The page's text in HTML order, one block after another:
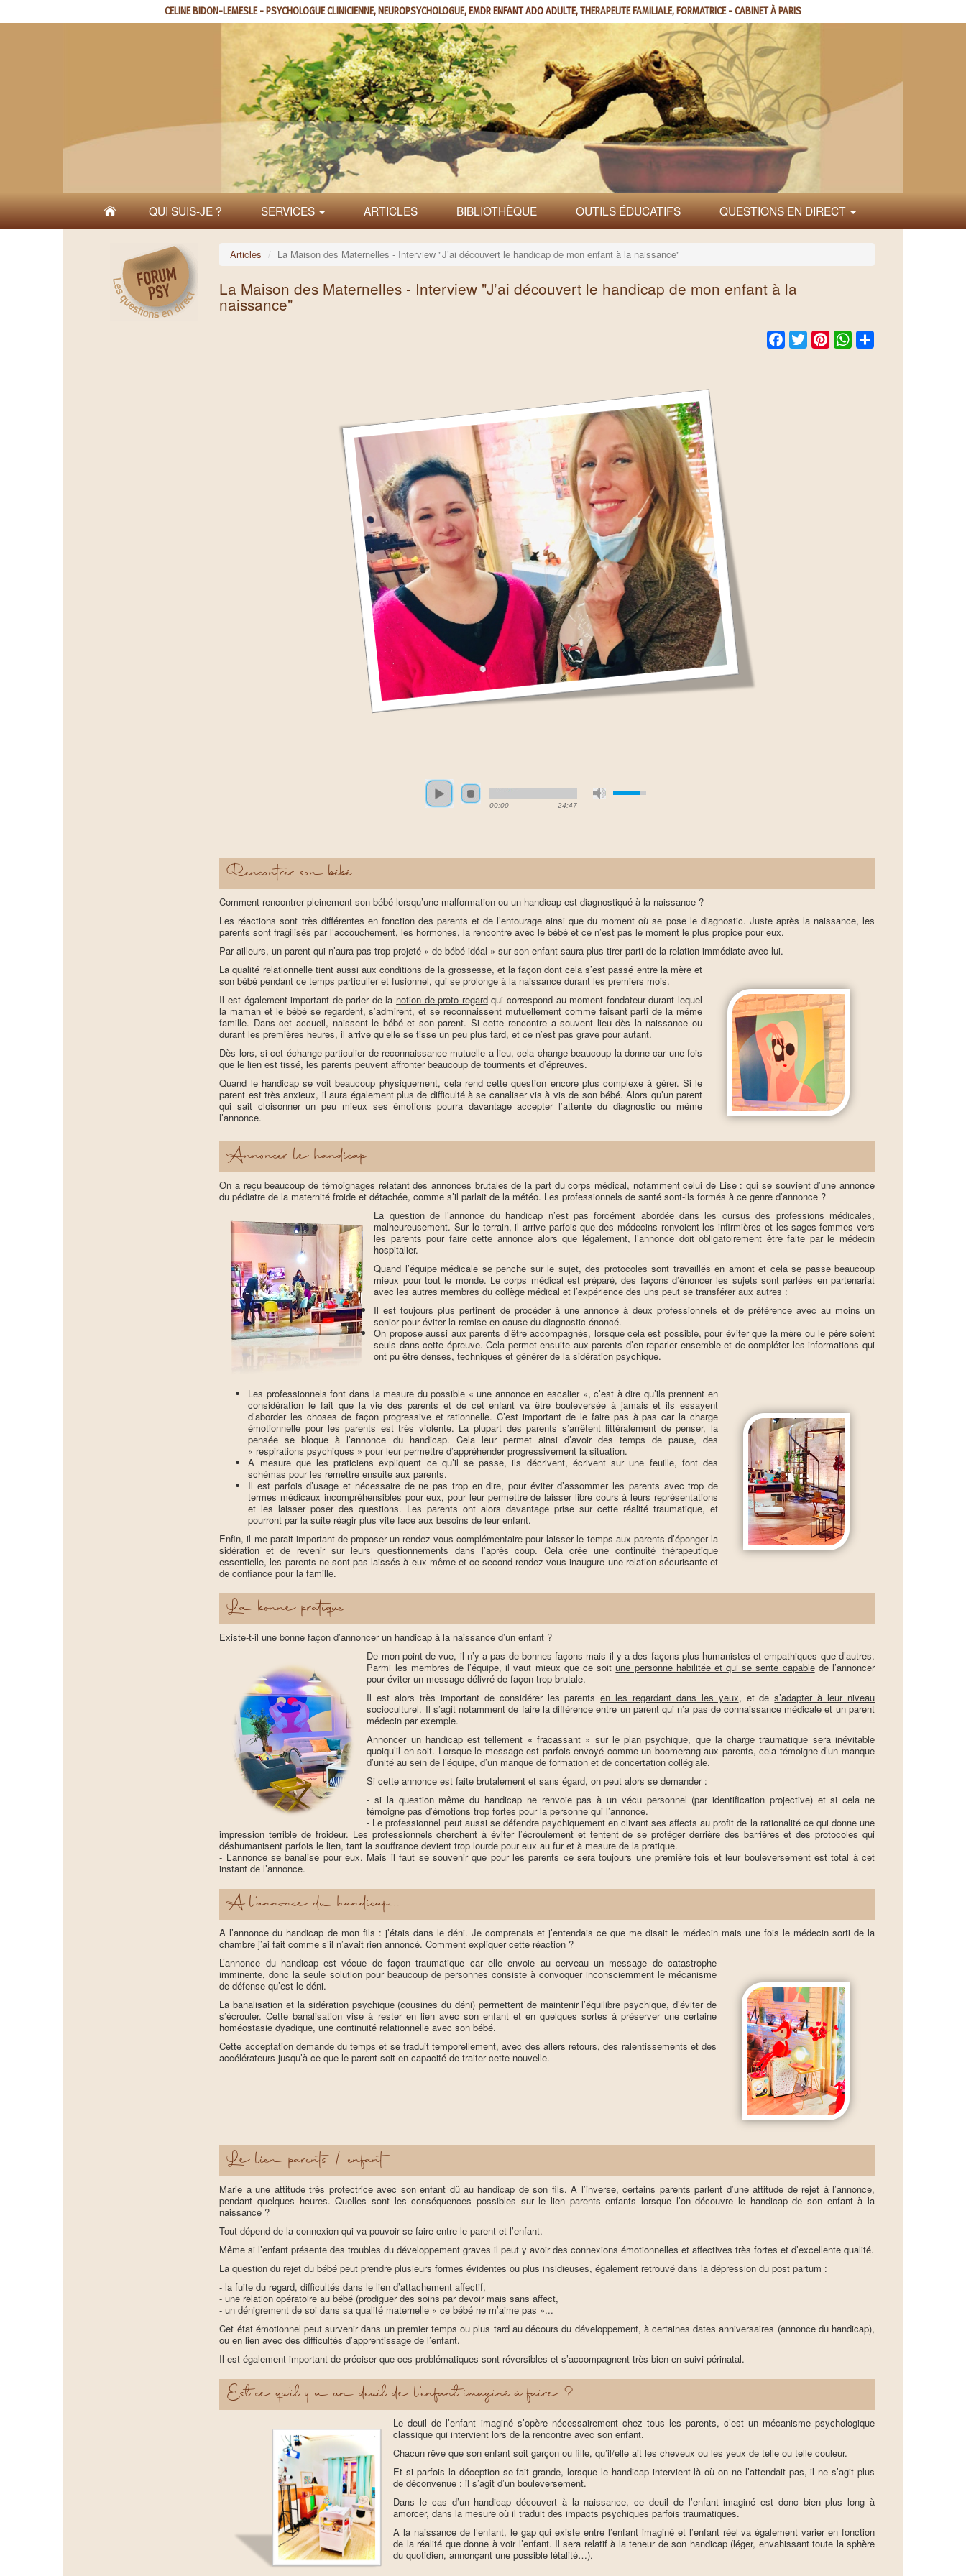
CELINE BIDON-LEMESLE - PSYCHOLOGUE CLINICIENNE, NEUROPSYCHOLOGUE,EMDR ENFANT ADO ADULTE, THERAPEUTE FAMILIALE, FORMATRICE - CABINET À PARIS
QUI SUIS-JE ? SERVICES ARTICLES BIBLIOTHÈQUE OUTILS ÉDUCATIFS QUESTIONS EN DIRECT
Articles La Maison des Maternelles - Interview "J’ai découvert le handicap de mon enfant à la naissance"
La Maison des Maternelles - Interview "J’ai découvert le handicap de mon enfant à la
naissance"
Facebook
TwitterPinterestWhatsApp
Share
00:00 24:47
Rencontrer son bébé
Comment rencontrer pleinement son bébé lorsqu’une malformation ou un handicap est diagnostiqué à la naissance ?
Les réactions sont très différentes en fonction des parents et de l’entourage ainsi que du moment où se pose le diagnostic. Juste après la naissance, les
parents sont fragilisés par l’accouchement, les hormones, la rencontre avec le bébé et ce n’est pas le moment le plus propice pour eux.
Par ailleurs, un parent qui n’aura pas trop projeté « de bébé idéal » sur son enfant saura plus tirer parti de la relation immédiate avec lui.
La qualité relationnelle tient aussi aux conditions de la grossesse, et la façon dont cela s’est passé entre la mère et
son bébé pendant ce temps particulier et fusionnel, qui se prolonge à la naissance durant les premiers mois.
Il est également important de parler de la notion de proto regardqui correspond au moment fondateur durant lequel
la maman et le bébé se regardent, s’admirent, et se reconnaissent mutuellement comme faisant parti de la même
famille. Dans cet accueil, naissent le bébé et son parent. Si cette rencontre a souvent lieu dès la naissance ou
durant les premières heures, il arrive qu’elle se tisse un peu plus tard, et ce n’est pas grave pour autant.
Dès lors, si cet échange particulier de reconnaissance mutuelle a lieu, cela change beaucoup la donne car une fois
que le lien est tissé, les parents peuvent affronter beaucoup de tourments et d’épreuves.
Quand le handicap se voit beaucoup physiquement, cela rend cette question encore plus complexe à gérer. Si le
parent est très anxieux, il aura également plus de difficulté à se canaliser vis à vis de son bébé. Alors qu’un parent
qui sait cloisonner un peu mieux ses émotions pourra davantage accepter l’attente du diagnostic ou même
l’annonce.
Annoncer le handicap
On a reçu beaucoup de témoignages relatant des annonces brutales de la part du corps médical, notamment celui de Lise : qui se souvient d’une annonce
du pédiatre de la maternité froide et détachée, comme s’il parlait de la météo. Les professionnels de santé sont-ils formés à ce genre d’annonce ?
La question de l’annonce du handicap n’est pas forcément abordée dans les cursus des professions médicales,
malheureusement. Sur le terrain, il arrive parfois que des médecins renvoient les infirmières et les sages-femmes vers
les parents pour faire cette annonce alors que légalement, l’annonce doit obligatoirement être faite par le médecin
hospitalier.
Quand l’équipe médicale se penche sur le sujet, des protocoles sont travaillés en amont et cela se passe beaucoup
mieux pour tout le monde. Le corps médical est préparé, des façons d’énoncer les sujets sont parlées en partenariat
avec les autres membres du collège médical et l’expérience des uns peut se transférer aux autres :
Il est toujours plus pertinent de procéder à une annonce à deux professionnels et de préférence avec au moins un
senior pour éviter la remise en cause du diagnostic énoncé.
On propose aussi aux parents d’être accompagnés, lorsque cela est possible, pour éviter que la mère ou le père soient
seuls dans cette épreuve. Cela permet ensuite aux parents d’en reparler ensemble et de compléter les informations qui
ont pu être denses, techniques et générer de la sidération psychique.
Les professionnels font dans la mesure du possible « une annonce en escalier », c’est à dire qu’ils prennent en
considération le fait que la vie des parents et de cet enfant va être bouleversée à jamais et ils essayent
d’aborder les choses de façon progressive et rationnelle. C’est important de le faire pas à pas car la charge
émotionnelle pour les parents est très violente. La plupart des parents s’arrêtent littéralement de penser, la
pensée se bloque à l’annonce du handicap. Cela leur permet ainsi d’avoir des temps de pause, des
« respirations psychiques » pour leur permettre d’appréhender progressivement la situation.
A mesure que les praticiens expliquent ce qu’il se passe, ils décrivent, écrivent sur une feuille, font des
schémas pour les remettre ensuite aux parents.
Il est parfois d’usage et nécessaire de ne pas trop en dire, pour éviter d’assommer les parents avec trop de
termes médicaux incompréhensibles pour eux, pour leur permettre de laisser libre cours à leurs représentations
et les laisser poser des questions. Les parents ont alors davantage prise sur cette réalité traumatique, et
pourront par la suite réagir plus vite face aux besoins de leur enfant.
Enfin, il me parait important de proposer un rendez-vous complémentaire pour laisser le temps aux parents d’éponger la
sidération et de revenir sur leurs questionnements dans l’après coup. Cela crée une continuité thérapeutique
essentielle, les parents ne sont pas laissés à eux même et ce second rendez-vous inaugure une relation sécurisante et
de confiance pour la famille.
La bonne pratique
Existe-t-il une bonne façon d’annoncer un handicap à la naissance d’un enfant ?
De mon point de vue, il n’y a pas de bonnes façons mais il y a des façons plus humanistes et empathiques que d’autres.
Parmi les membres de l’équipe, il vaut mieux que ce soitune personne habilitée et qui se sente capablede l’annoncer
pour éviter un message délivré de façon trop brutale.
Il est alors très important de considérer les parentsen les regardant dans les yeux, et des’adapter à leur niveau
socioculturel. Il s’agit notamment de faire la différence entre un parent qui n’a pas de connaissance médicale et un parent
médecin par exemple.
Annoncer un handicap est tellement « fracassant » sur le plan psychique, que la charge traumatique sera inévitable
quoiqu’il en soit. Lorsque le message est parfois envoyé comme un boomerang aux parents, cela témoigne d’un manque
d’unité au sein de l’équipe, d’un manque de formation et de concertation collégiale.
Si cette annonce est faite brutalement et sans égard, on peut alors se demander :
- si la question même du handicap ne renvoie pas à un vécu personnel (par identification projective) et si cela ne
témoigne pas d’émotions trop fortes pour la personne qui l’annonce.
- Le professionnel peut aussi se défendre psychiquement en clivant ses affects au profit de la rationalité ce qui donne une
impression terrible de froideur. Les professionnels cherchent à éviter l’écroulement et tentent de se protéger derrière des barrières et des protocoles qui
déshumanisent parfois le lien, tant la souffrance devient trop lourde pour eux au fur et à mesure de la pratique.
- L’annonce se banalise pour eux. Mais il faut se souvenir que pour les parents ce sera toujours une première fois et leur bouleversement est total à cet
instant de l’annonce.
A l’annonce du handicap...
A l’annonce du handicap de mon fils : j’étais dans le déni. Je comprenais et j’entendais ce que me disait le médecin mais une fois le médecin sorti de la
chambre j’ai fait comme s’il n’avait rien annoncé. Comment expliquer cette réaction ?
L’annonce du handicap est vécue de façon traumatique car elle envoie au cerveau un message de catastrophe
imminente, donc la seule solution pour beaucoup de personnes consiste à convoquer inconsciemment le mécanisme
de défense qu’est le déni.
La banalisation et la sidération psychique (cousines du déni) permettent de maintenir l’équilibre psychique, d’éviter de
s’écrouler. Cette banalisation vise à rester en lien avec son enfant et en quelques sortes à préserver une certaine
homéostasie dyadique, une continuité relationnelle avec son bébé.
Cette acceptation demande du temps et se traduit temporellement, avec des allers retours, des ralentissements et des
accélérateurs jusqu’à ce que le parent soit en capacité de traiter cette nouvelle.
Le lien parents / enfant
Marie a une attitude très protectrice avec son enfant dû au handicap de son fils. A l’inverse, certains parents parlent d’une attitude de rejet à l’annonce,
pendant quelques heures. Quelles sont les conséquences possibles sur le lien parents enfants lorsque l’on découvre le handicap de son enfant à la
naissance ?
Tout dépend de la connexion qui va pouvoir se faire entre le parent et l’enfant.
Même si l’enfant présente des troubles du développement graves il peut y avoir des connexions émotionnelles et affectives très fortes et d’excellente qualité.
La question du rejet du bébé peut prendre plusieurs formes évidentes ou plus insidieuses, également retrouvé dans la dépression du post partum :
- la fuite du regard, difficultés dans le lien d’attachement affectif,
- une relation opératoire au bébé (prodiguer des soins par devoir mais sans affect,
- un dénigrement de soi dans sa qualité maternelle « ce bébé ne m’aime pas »...
Cet état émotionnel peut survenir dans un premier temps ou plus tard au décours du développement, à certaines dates anniversaires (annonce du handicap),
ou en lien avec des difficultés d’apprentissage de l’enfant.
Il est également important de préciser que ces problématiques sont réversibles et s’accompagnent très bien en suivi périnatal.
Est ce qu’il y a un deuil de l’enfant imaginé à faire ?
Le deuil de l’enfant imaginé s’opère nécessairement chez tous les parents, c’est un mécanisme psychologique
classique qui intervient lors de la rencontre avec son enfant.
Chacun rêve que son enfant soit garçon ou fille, qu’il/elle ait les cheveux ou les yeux de telle ou telle couleur.
Et si parfois la déception se fait grande, lorsque le handicap intervient là où on ne l’attendait pas, il ne s’agit plus
de déconvenue : il s’agit d’un bouleversement.
Dans le cas d’un handicap découvert à la naissance, ce deuil de l’enfant imaginé est donc bien plus long à
amorcer, dans la mesure où il traduit des impacts psychiques parfois traumatiques.
A la naissance de l’enfant, le gap qui existe entre l’enfant imaginé et l’enfant réel va également varier en fonction
de la réalité que donne à voir l’enfant. Il sera relatif à la teneur de son handicap (léger, envahissant toute la sphère
du quotidien, annonçant une possible létalité…).